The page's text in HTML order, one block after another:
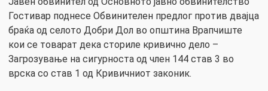
Гостивар поднесе Обвинителен предлог против двајца
браќа од селото Добри Дол во општина Врапчиште
кои се товарат дека сториле кривично дело –
Загрозување на сигурноста од член 144 став 3 во
врска со став 1 од Кривичниот законик.